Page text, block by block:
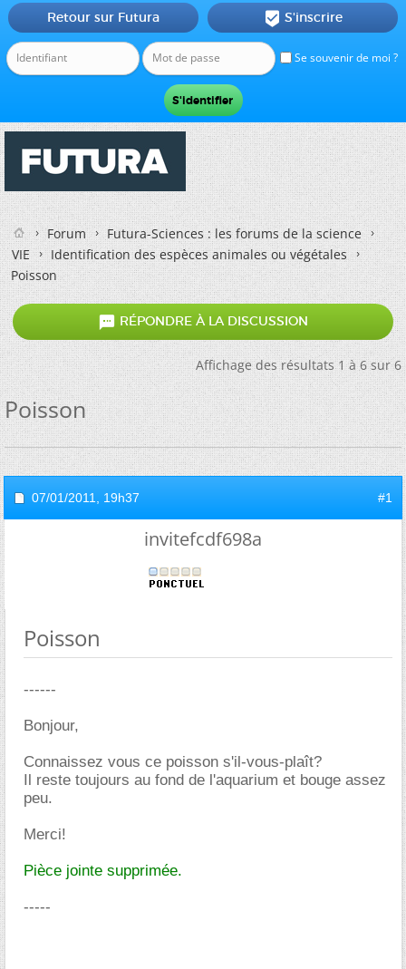
Se souvenir de moi ?
Retour sur Futura  S'inscrire
Forum
Futura-Sciences : les forums de la science
VIE
Identification des espèces animales ou végétales
Poisson
 RÉPONDRE À LA DISCUSSION
Affichage des résultats 1 à 6 sur 6
Poisson
07/01/2011, 19h37 #1
invitefcdf698a
Poisson
------
Bonjour,
Connaissez vous ce poisson s'il-vous-plaît?
Il reste toujours au fond de l'aquarium et bouge assez
peu.
Merci!
Pièce jointe supprimée.
-----